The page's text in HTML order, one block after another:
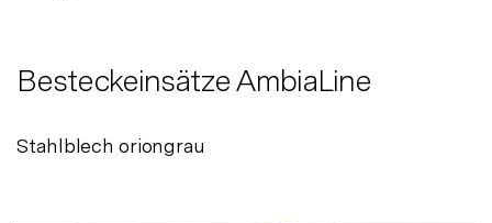
Besteckeinsätze AmbiaLine
Stahlblech oriongrau